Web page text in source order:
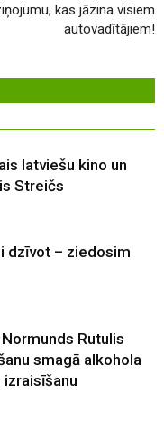
kas jāzina visiem
autovadītājiem!
latviešu kino un
Streičs
dzīvot – ziedosim
Rutulis
smagā alkohola
izraisīšanu